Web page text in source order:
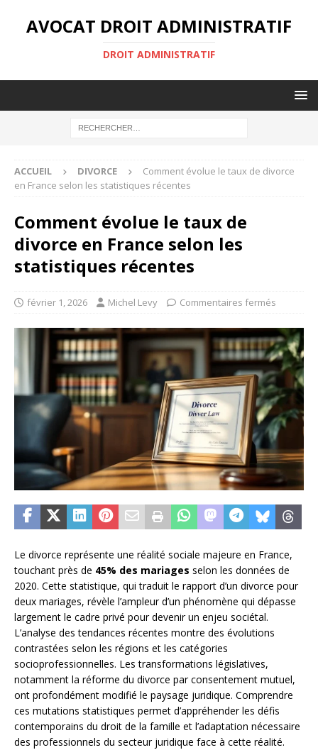
AVOCAT DROIT ADMINISTRATIF
DROIT ADMINISTRATIF
ACCUEIL DIVORCE
Comment évolue le taux de divorce
en France selon les statistiques récentes
Comment évolue le taux de
divorce en France selon les
statistiques récentes
février 1, 2026 Michel Levy Commentaires fermés
Le divorce représente une réalité sociale majeure en France,
touchant près de 45% des mariages selon les données de
2020. Cette statistique, qui traduit le rapport d’un divorce pour
deux mariages, révèle l’ampleur d’un phénomène qui dépasse
largement le cadre privé pour devenir un enjeu sociétal.
L’analyse des tendances récentes montre des évolutions
contrastées selon les régions et les catégories
socioprofessionnelles. Les transformations législatives,
notamment la réforme du divorce par consentement mutuel,
ont profondément modifié le paysage juridique. Comprendre
ces mutations statistiques permet d’appréhender les défis
contemporains du droit de la famille et l’adaptation nécessaire
des professionnels du secteur juridique face à cette réalité.